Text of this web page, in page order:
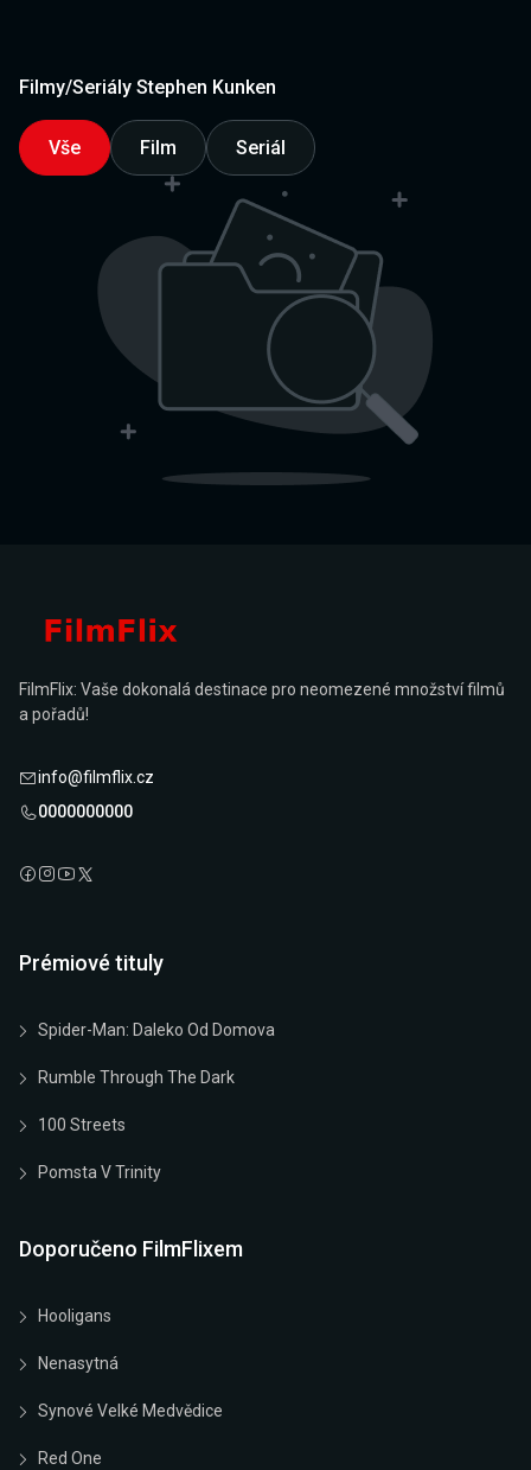
Filmy/Seriály Stephen Kunken
Vše Film Seriál
FilmFlix: Vaše dokonalá destinace pro neomezené množství filmů
a pořadů!
info@filmflix.cz
0000000000
Prémiové tituly
Spider-Man: Daleko Od Domova
Rumble Through The Dark
100 Streets
Pomsta V Trinity
Doporučeno FilmFlixem
Hooligans
Nenasytná
Synové Velké Medvědice
Red One